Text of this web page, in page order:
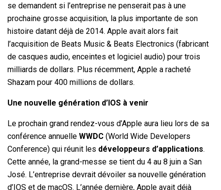
se demandent si l’entreprise ne penserait pas à une
prochaine grosse acquisition, la plus importante de son
histoire datant déjà de 2014. Apple avait alors fait
l’acquisition de Beats Music & Beats Electronics (fabricant
de casques audio, enceintes et logiciel audio) pour trois
milliards de dollars. Plus récemment, Apple a racheté
Shazam pour 400 millions de dollars.
Une nouvelle génération d’IOS à venir
Le prochain grand rendez-vous d’Apple aura lieu lors de sa
conférence annuelle WWDC (World Wide Developers
Conference) qui réunit les développeurs d’applications.
Cette année, la grand-messe se tient du 4 au 8 juin a San
José. L’entreprise devrait dévoiler sa nouvelle génération
d’IOS et de macOS. L’année dernière, Apple avait déjà